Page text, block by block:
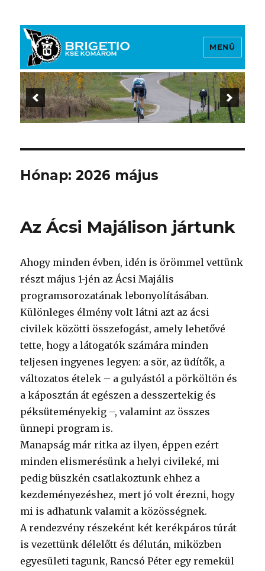
Brigetio KSE
MENÜ
Hónap:2026 május
Az Ácsi Majálison jártunk
Ahogy minden évben, idén is örömmel vettünk
részt május 1-jén az Ácsi Majális
programsorozatának lebonyolításában.
Különleges élmény volt látni azt az ácsi
civilek közötti összefogást, amely lehetővé
tette, hogy a látogatók számára minden
teljesen ingyenes legyen: a sör, az üdítők, a
változatos ételek – a gulyástól a pörköltön és
a káposztán át egészen a desszertekig és
péksüteményekig –, valamint az összes
ünnepi program is.
Manapság már ritka az ilyen, éppen ezért
minden elismerésünk a helyi civileké, mi
pedig büszkén csatlakoztunk ehhez a
kezdeményezéshez, mert jó volt érezni, hogy
mi is adhatunk valamit a közösségnek.
A rendezvény részeként két kerékpáros túrát
is vezettünk délelőtt és délután, miközben
egyesületi tagunk, Rancsó Péter egy remekül